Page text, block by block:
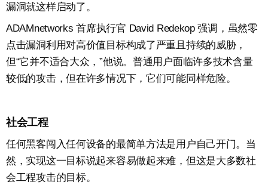
漏洞就这样启动了。
ADAMnetworks 首席执行官 David Redekop 强调，虽然零
点击漏洞利用对高价值目标构成了严重且持续的威胁，
但“它并不适合大众，”他说。普通用户面临许多技术含量
较低的攻击，但在许多情况下，它们可能同样危险。
社会工程
任何黑客闯入任何设备的最简单方法是用户自己开门。当
然，实现这一目标说起来容易做起来难，但这是大多数社
会工程攻击的目标。